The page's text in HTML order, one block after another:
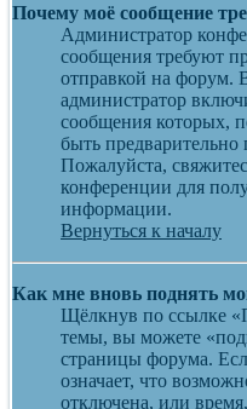
Почему моё сообщение
Администратор
сообщения требуют
отправкой на форум.
администратор
сообщения которых,
быть
Пожалуйста,
конференции для
информации.
Вернуться к началу
Как мне вновь поднять
Щёлкнув по ссылке
темы, вы можете
страницы форума.
означает, что
отключена, или